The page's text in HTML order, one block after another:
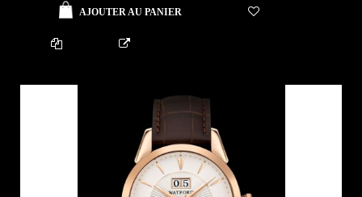
AJOUTER AU PANIER